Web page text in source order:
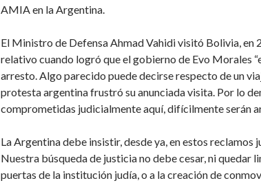
AMIA en la Argentina.
El Ministro de Defensa Ahmad Vahidi visitó Bolivia, en
relativo cuando logró que el gobierno de Evo Morales
arresto. Algo parecido puede decirse respecto de un
protesta argentina frustró su anunciada visita. Por lo
comprometidas judicialmente aquí, difícilmente serán
La Argentina debe insistir, desde ya, en estos reclamos
Nuestra búsqueda de justicia no debe cesar, ni quedar
puertas de la institución judía, o a la creación de